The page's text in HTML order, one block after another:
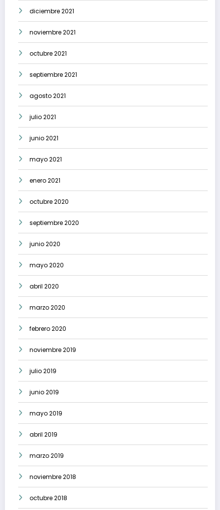
diciembre 2021
noviembre 2021
octubre 2021
septiembre 2021
agosto 2021
julio 2021
junio 2021
mayo 2021
enero 2021
octubre 2020
septiembre 2020
junio 2020
mayo 2020
abril 2020
marzo 2020
febrero 2020
noviembre 2019
julio 2019
junio 2019
mayo 2019
abril 2019
marzo 2019
noviembre 2018
octubre 2018